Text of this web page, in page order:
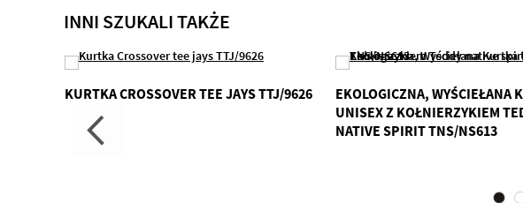
INNI SZUKALI TAKŻE
KURTKA CROSSOVER TEE JAYS TTJ/9626
EKOLOGICZNA, WYŚCIEŁANA
UNISEX Z KOŁNIERZYKIEM
NATIVE SPIRIT TNS/NS613